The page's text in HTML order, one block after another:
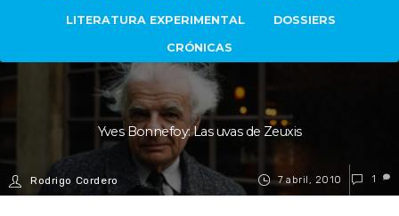
LITERATURA EXPERIMENTAL DOSSIERS
CRÓNICAS
7 abril, 2010
Yves Bonnefoy: Las uvas de Zeuxis
Rodrigo Cordero 1